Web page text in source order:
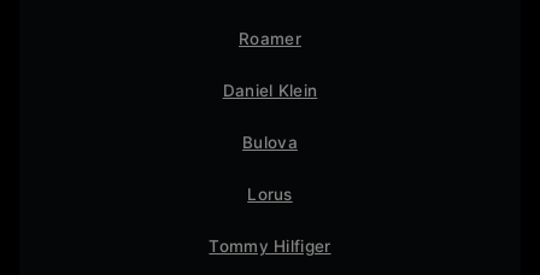
Roamer
Daniel Klein
Bulova
Lorus
Tommy Hilfiger